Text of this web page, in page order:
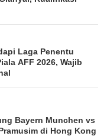
Laga Penentu
AFF 2026, Wajib
Bayern Munchen vs
di Hong Kong